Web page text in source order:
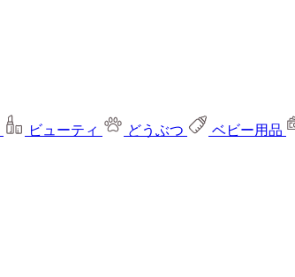
ビューティ どうぶつ ベビー用品